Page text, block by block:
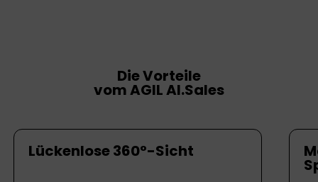
Die Vorteile
vom AGIL AI.Sales
Lückenlose 360°-Sicht